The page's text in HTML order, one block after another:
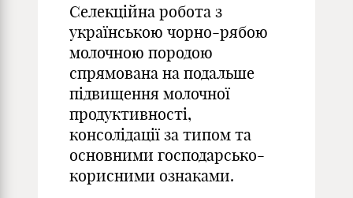
Селекційна робота з
українською чорно-рябою
молочною породою
спрямована на подальше
підвищення молочної
продуктивності,
консолідації за типом та
основними господарсько-
корисними ознаками.